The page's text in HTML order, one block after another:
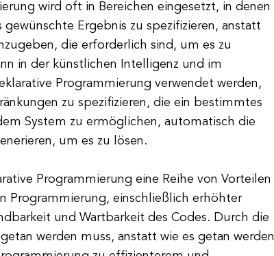
wird oft in Bereichen eingesetzt, in denen
Ergebnis zu spezifizieren, anstatt
die erforderlich sind, um es zu
in der künstlichen Intelligenz und im
Programmierung verwendet werden,
zu spezifizieren, die ein bestimmtes
System zu ermöglichen, automatisch die
um es zu lösen.
Programmierung eine Reihe von Vorteilen
Programmierung, einschließlich erhöhter
und Wartbarkeit des Codes. Durch die
werden muss, anstatt wie es getan werden